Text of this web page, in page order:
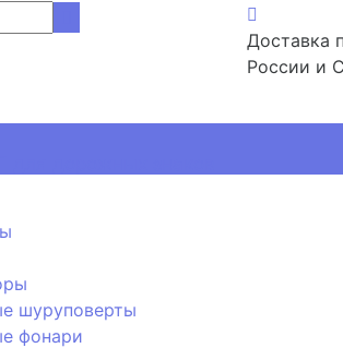
Доставка
России и
шуруповерты
фонари